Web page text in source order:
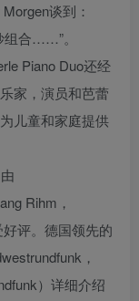
谈到：
合……”。
Piano Duo还经
家，演员和芭蕾
儿童和家庭提供
Rihm，
评。德国领先的
，
）详细介绍